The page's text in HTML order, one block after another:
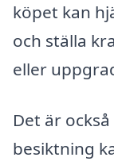
köpet kan
och ställa
eller
Det är
besiktning